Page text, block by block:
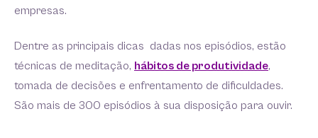
empresas.
Dentre as principais dicas dadas nos episódios, estão
técnicas de meditação, hábitos de produtividade,
tomada de decisões e enfrentamento de dificuldades.
São mais de 300 episódios à sua disposição para ouvir.